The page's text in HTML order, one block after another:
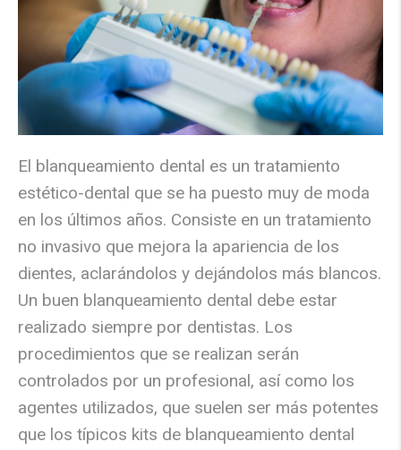
El blanqueamiento dental es un tratamiento
estético-dental que se ha puesto muy de moda
en los últimos años. Consiste en un tratamiento
no invasivo que mejora la apariencia de los
dientes, aclarándolos y dejándolos más blancos.
Un buen blanqueamiento dental debe estar
realizado siempre por dentistas. Los
procedimientos que se realizan serán
controlados por un profesional, así como los
agentes utilizados, que suelen ser más potentes
que los típicos kits de blanqueamiento dental